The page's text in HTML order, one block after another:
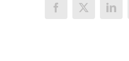
Facebook
X